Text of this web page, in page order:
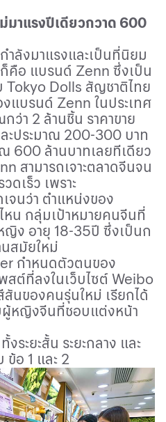
มาแรงปีเดียวกวาด 600
ลังมาแรงและเป็นที่นิยม
คือ แบรนด์ Zenn ซึ่งเป็น
Tokyo Dolls สัญชาติไทย
งแบรนด์ Zenn ในประเทศ
ว่า 2 ล้านชิ้น ราคาขาย
ะประมาณ 200-300 บาท
600 ล้านบาทเลยทีเดียว
สามารถเจาะตลาดจีนจน
ดเร็ว เพราะ
จนว่า ตำแหน่งของ
หน กลุ่มเป้าหมายคนจีนที่
ญิง อายุ 18-35ปี ซึ่งเป็นก
นสมัยใหม่
กำหนดตัวตนของ
สต์ที่ลงในเว็บไซต์ Weibo
นของคนรุ่นใหม่ เรียกได้
ผู้หญิงจีนที่ชอบแต่งหน้า
ระยะสั้น ระยะกลาง และ
ข้อ 1 และ 2